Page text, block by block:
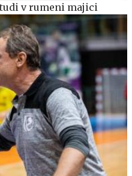
v rumeni majici